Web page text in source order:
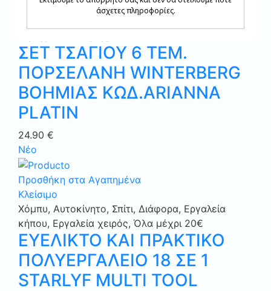
Κλείσιμο
ΣΕΤ ΤΣΑΓΙΟΥ 6 ΤΕΜ.
ΠΟΡΣΕΛΑΝΗ WINTERBERG
ΒΟΗΜΙΑΣ ΚΩΔ.ARIANNA
PLATIN
24.90 €
Νέο
Προσθήκη στα Αγαπημένα
Κλείσιμο
Χόμπυ, Αυτοκίνητο, Σπίτι, Διάφορα, Εργαλεία
κήπου, Εργαλεία χειρός, Όλα μέχρι 20€
ΕΥΕΛΙΚΤΟ ΚΑΙ ΠΡΑΚΤΙΚΟ
ΠΟΛΥΕΡΓΑΛΕΙΟ 18 ΣΕ 1
STARLYF MULTI TOOL